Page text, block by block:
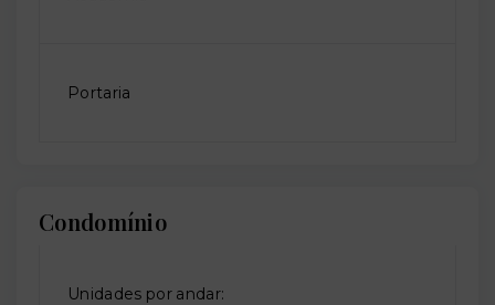
Portaria
Condomínio
Unidades por andar: